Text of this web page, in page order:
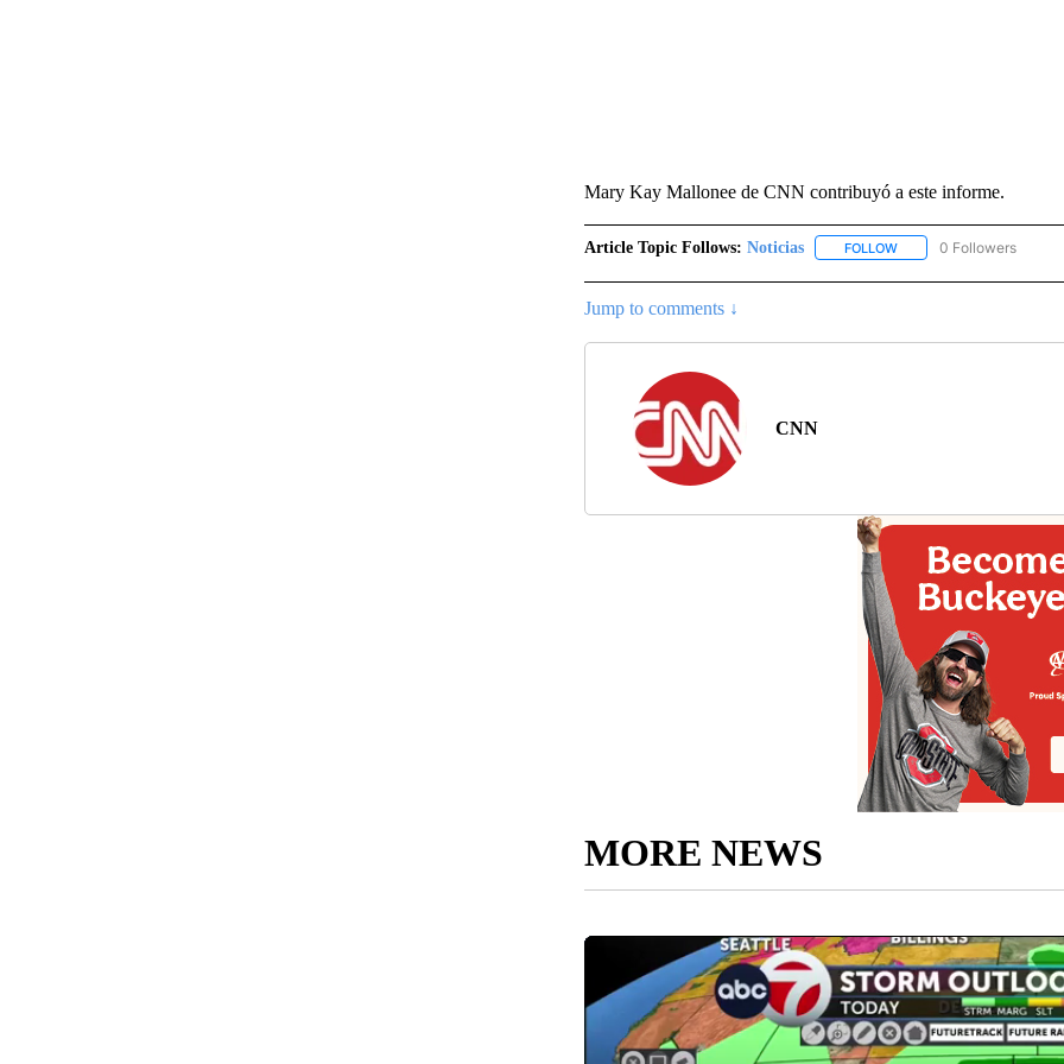
Mary Kay Mallonee de CNN contribuyó a este informe.
Article Topic Follows: Noticias FOLLOWFOLLOW "NOTICIAS" TO
0 Followers
Jump to comments ↓
CNN
MORE NEWS